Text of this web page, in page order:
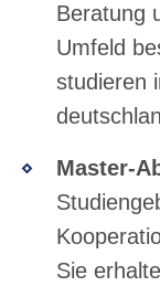
Beratung
Umfeld
studieren
Master-
Sie